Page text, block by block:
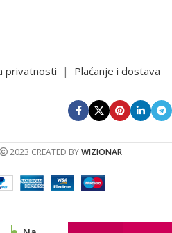
privatnosti | Plaćanje i dostava
2023 CREATED BYWIZIONAR